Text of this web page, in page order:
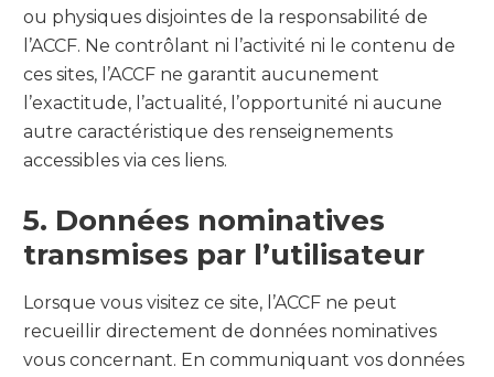
ou physiques disjointes de la responsabilité de
l’ACCF. Ne contrôlant ni l’activité ni le contenu de
ces sites, l’ACCF ne garantit aucunement
l’exactitude, l’actualité, l’opportunité ni aucune
autre caractéristique des renseignements
accessibles via ces liens.
5. Données nominatives
transmises par l’utilisateur
Lorsque vous visitez ce site, l’ACCF ne peut
recueillir directement de données nominatives
vous concernant. En communiquant vos données